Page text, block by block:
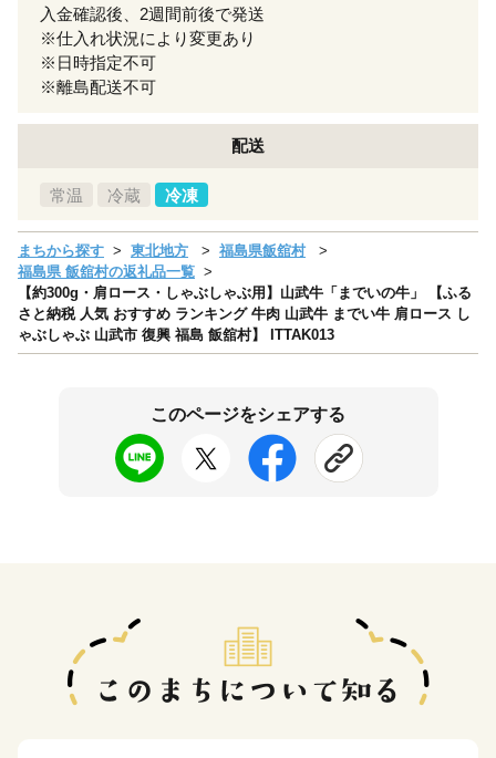
入金確認後、2週間前後で発送
※仕入れ状況により変更あり
※日時指定不可
※離島配送不可
配送
常温 冷蔵 冷凍
まちから探す 東北地方
福島県飯舘村
福島県 飯舘村の返礼品一覧
【約300g・肩ロース・しゃぶしゃぶ用】山武牛「までいの牛」 【ふる
さと納税 人気 おすすめ ランキング 牛肉 山武牛 までい牛 肩ロース し
ゃぶしゃぶ 山武市 復興 福島 飯舘村】 ITTAK013
このページをシェアする